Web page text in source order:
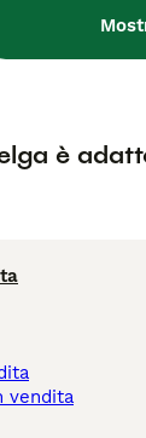
è
vendita